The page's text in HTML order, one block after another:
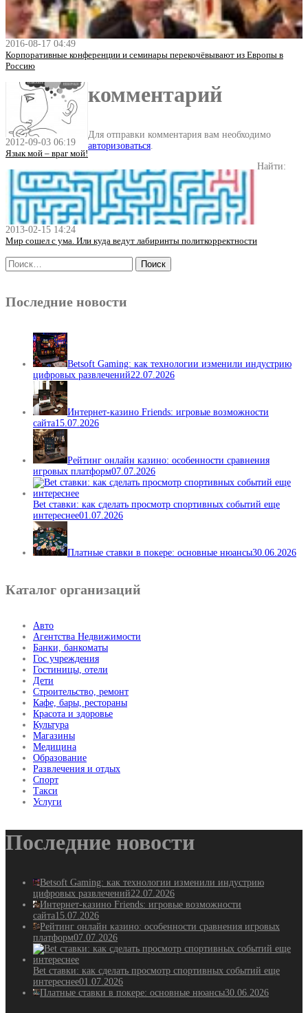
2016-08-17 04:49
Корпоративные конференции и семинары перекочёвывают из Европы в
Россию
2012-09-03 06:19
Язык мой – враг мой!
2013-02-15 14:24
Мир сошел с ума. Или куда ведут лабиринты политкорректности
комментарий
Для отправки комментария вам необходимо
авторизоваться
Найти:
Последние новости
Betsoft Gaming: как технологии изменили индустрию
цифровых развлечений22.07.2026
Интернет-казино Friends: игровые возможности
сайта15.07.2026
Рейтинг онлайн казино: особенности сравнения
игровых платформ07.07.2026
Bet ставки: как сделать просмотр спортивных событий еще
интереснее01.07.2026
Платные ставки в покере: основные нюансы30.06.2026
Каталог организаций
Авто
Агентства Недвижимости
Банки, банкоматы
Гос.учреждения
Гостиницы, отели
Дети
Строительство, ремонт
Кафе, бары, рестораны
Красота и здоровье
Культура
Магазины
Медицина
Образование
Развлечения и отдых
Спорт
Такси
Услуги
Последние новости
Betsoft Gaming: как технологии изменили индустрию
цифровых развлечений22.07.2026
Интернет-казино Friends: игровые возможности
сайта15.07.2026
Рейтинг онлайн казино: особенности сравнения игровых
платформ07.07.2026
Bet ставки: как сделать просмотр спортивных событий еще
интереснее01.07.2026
Платные ставки в покере: основные нюансы30.06.2026